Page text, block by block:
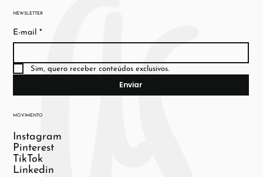
NEWSLETTER
E-mail *
Sim, quero receber conteúdos exclusivos.
Enviar
MOVIMENTO
Instagram
Pinterest
TikTok
Linkedin